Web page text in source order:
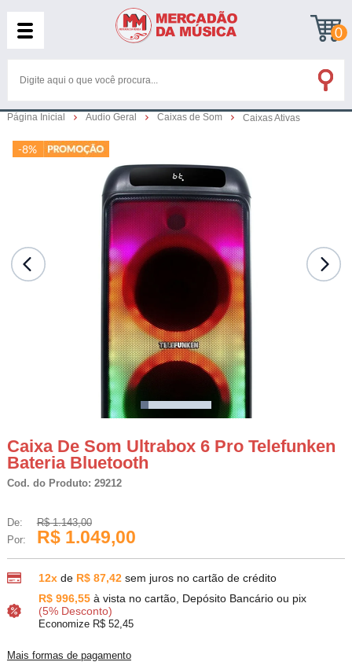
0
Página Inicial Audio Geral Caixas de Som Caixas Ativas
-8%
Caixa De Som Ultrabox 6 Pro Telefunken
Bateria Bluetooth
Cod. do Produto: 29212
De:
R$ 1.143,00
Por:
R$ 1.049,00
12xde R$ 87,42 sem juros no cartão de crédito
R$ 996,55 à vista no cartão, Depósito Bancário ou pix
(5% Desconto)
Economize R$ 52,45
Mais formas de pagamento